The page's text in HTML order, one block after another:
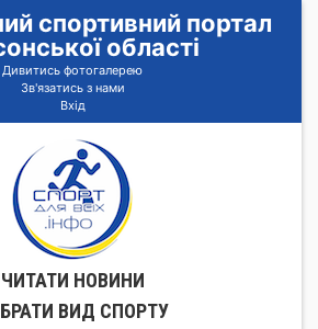
спортивний портал
області
Дивитись фотогалерею
Зв'язатись з нами
Вхід
ЧИТАТИ НОВИНИ
ВИД СПОРТУ